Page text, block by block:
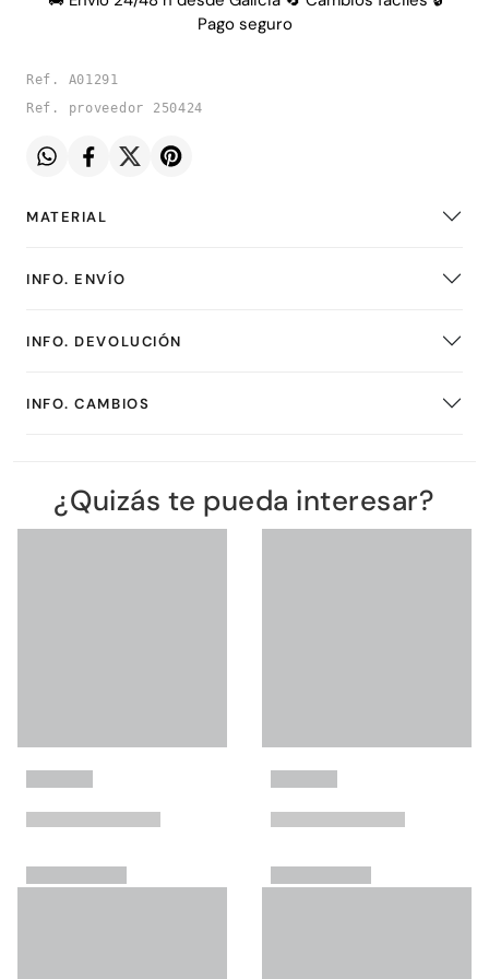
Pago seguro
Ref. A01291
Ref. proveedor 250424
MATERIAL
INFO. ENVÍO
INFO. DEVOLUCIÓN
INFO. CAMBIOS
¿Quizás te pueda interesar?